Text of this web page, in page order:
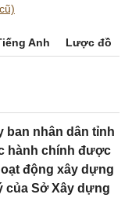
Anh Lược đồ
ban nhân dân tỉnh
hành chính được
động xây dựng
của Sở Xây dựng